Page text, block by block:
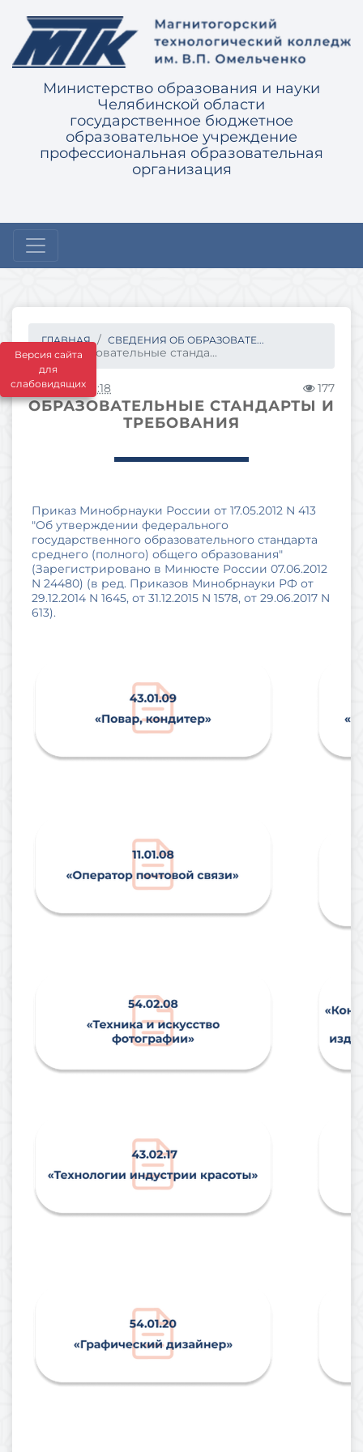
Версия сайта
для
слабовидящих
Министерство образования и науки
Челябинской области
государственное бюджетное
образовательное учреждение
профессиональная образовательная
организация
ГЛАВНАЯ СВЕДЕНИЯ ОБ ОБРАЗОВАТЕ...
Образовательные станда...
28.09.2017 11:18 177
ОБРАЗОВАТЕЛЬНЫЕ СТАНДАРТЫ И
ТРЕБОВАНИЯ
Приказ Минобрнауки России от 17.05.2012 N 413
"Об утверждении федерального
государственного образовательного стандарта
среднего (полного) общего образования"
(Зарегистрировано в Минюсте России 07.06.2012
N 24480) (в ред. Приказов Минобрнауки РФ от
29.12.2014 N 1645, от 31.12.2015 N 1578, от 29.06.2017 N
613).